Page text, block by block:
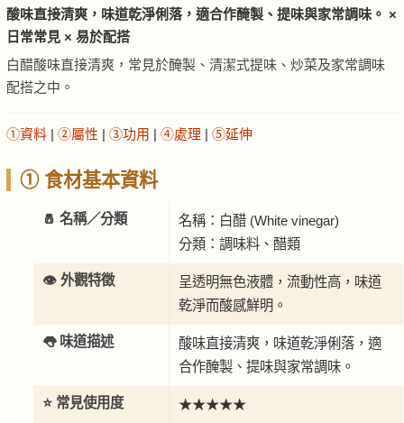
酸味直接清爽，味道乾淨俐落，適合作醃製、提味與家常調味。 ×
日常常見 × 易於配搭
白醋酸味直接清爽，常見於醃製、清潔式提味、炒菜及家常調味
配搭之中。
①資料 | ②屬性 | ③功用 | ④處理 | ⑤延伸
① 食材基本資料
🧂 名稱／分類
名稱：白醋 (White vinegar)
分類：調味料、醋類
👁️ 外觀特徵
呈透明無色液體，流動性高，味道
乾淨而酸感鮮明。
👅 味道描述
酸味直接清爽，味道乾淨俐落，適
合作醃製、提味與家常調味。
⭐ 常見使用度 ★★★★★